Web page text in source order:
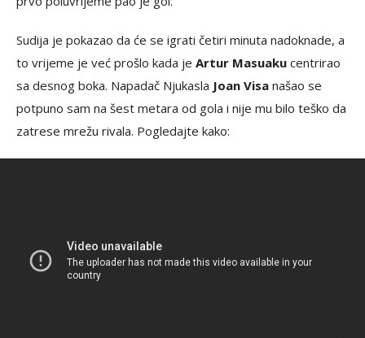
Sudija je pokazao da će se igrati četiri minuta nadoknade, a
to vrijeme je već prošlo kada je Artur Masuaku centrirao
sa desnog boka. Napadač Njukasla Joan Visa našao se
potpuno sam na šest metara od gola i nije mu bilo teško da
zatrese mrežu rivala. Pogledajte kako: